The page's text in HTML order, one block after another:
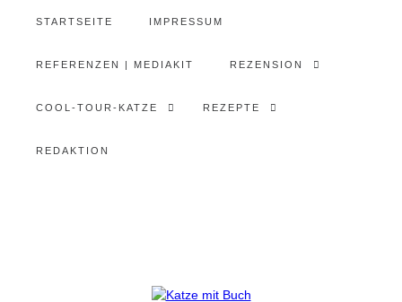
STARTSEITE IMPRESSUM
REFERENZEN | MEDIAKIT REZENSION
COOL-TOUR-KATZE REZEPTE
REDAKTION